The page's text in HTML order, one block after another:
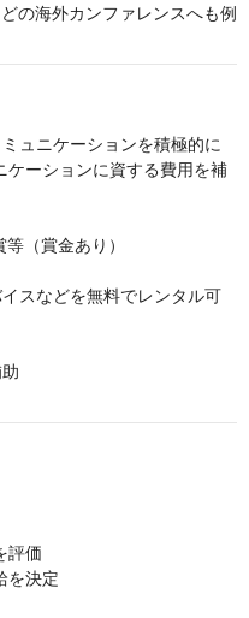
の海外カンファレンスへも例
ュニケーションを積極的に
ケーションに資する費用を補
（賞金あり）
スなどを無料でレンタル可
評価
決定